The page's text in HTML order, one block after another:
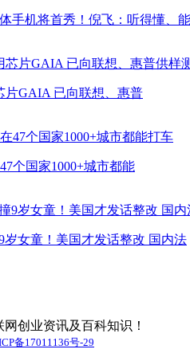
手机将首秀！倪飞：听得懂、能
片GAIA 已向联想、惠普
个国家1000+城市都能
岁女童！美国才发话整改 国内法
创业资讯及百科知识！
备17011136号-29